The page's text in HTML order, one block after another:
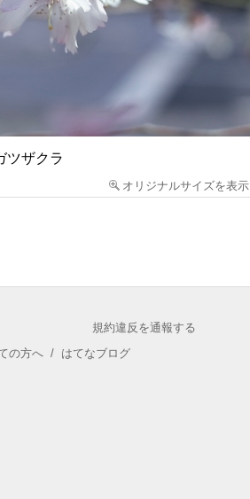
ツザクラ
オリジナルサイズを表示
規約違反を通報する
の方へ / はてなブログ